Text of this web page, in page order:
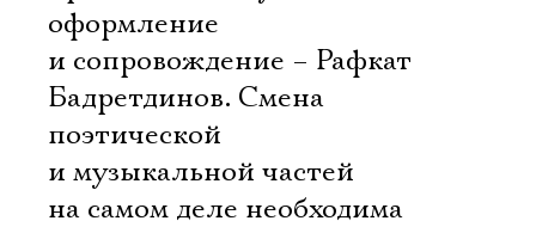
оформление
и сопровождение – Рафкат
Бадретдинов. Смена
поэтической
и музыкальной частей
на самом деле необходима